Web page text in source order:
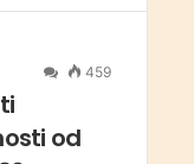
459
od